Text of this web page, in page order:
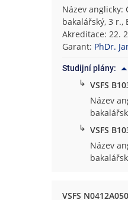
Název
bakalářský, 3 r.,
Akreditace: 22.
Garant: PhDr.
Studijní plány:
↳ VSFS
Název
↳ VSFS
Název
VSFS